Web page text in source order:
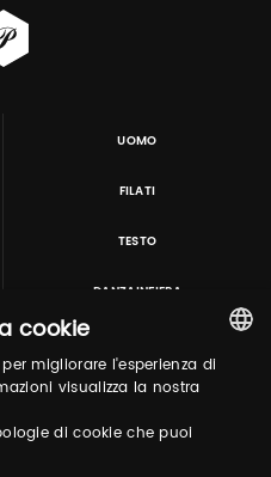
UOMO
FILATI
TESTO
DANZAINFIERA
ITALIAN
cookie
migliorare l'esperienza di
visualizza la nostra
di cookie che puoi